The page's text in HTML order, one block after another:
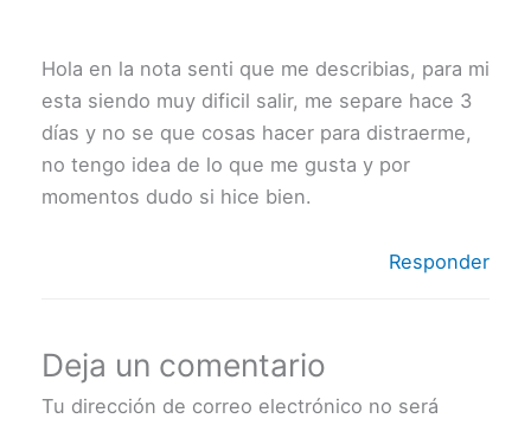
Hola en la nota senti que me describias, para mi
esta siendo muy dificil salir, me separe hace 3
días y no se que cosas hacer para distraerme,
no tengo idea de lo que me gusta y por
momentos dudo si hice bien.
Responder
Deja un comentario
Tu dirección de correo electrónico no será